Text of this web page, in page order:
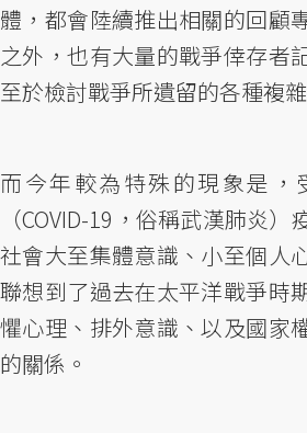
體，都會陸續推出相關的回顧
之外，也有大量的戰爭倖存者
至於檢討戰爭所遺留的各種複
而今年較為特殊的現象是，
（COVID-19，俗稱武漢肺炎
社會大至集體意識、小至個人
聯想到了過去在太平洋戰爭時
懼心理、排外意識、以及國家
的關係。